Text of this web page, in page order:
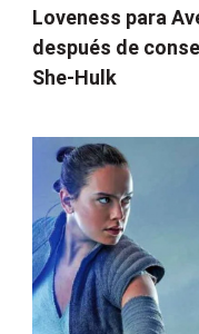
Loveness para
después de
She-Hulk